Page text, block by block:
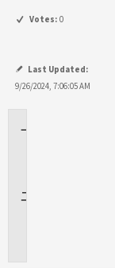
Votes: 0
Last Updated:
9/26/2024, 7:06:05 AM